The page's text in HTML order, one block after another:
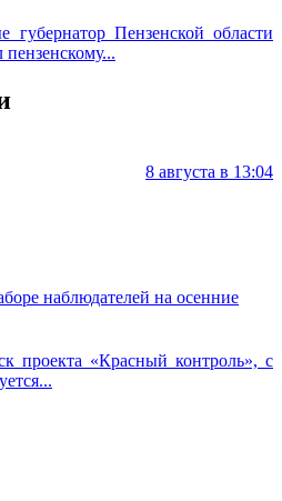
губернатор Пензенской области
8 августа в 13:04
наблюдателей на осенние
проекта «Красный контроль», с